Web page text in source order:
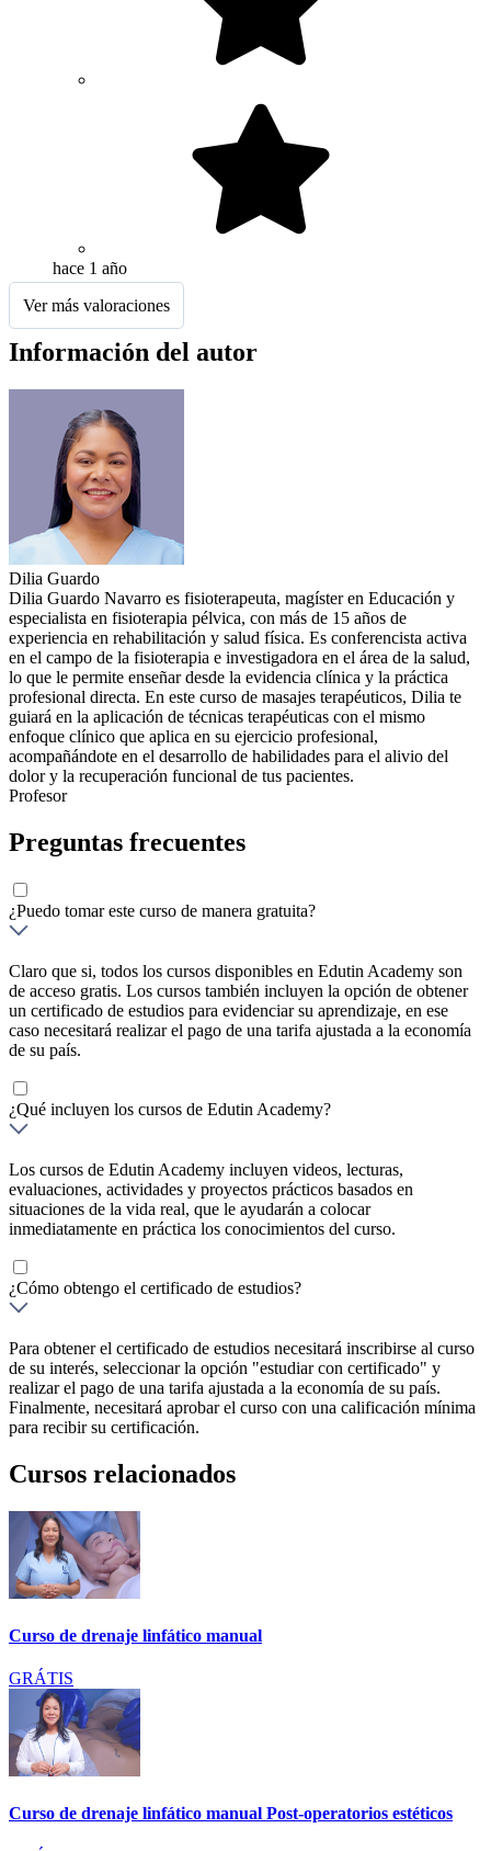
hace 1 año
Ver más valoraciones
Información del autor
Dilia Guardo
Dilia Guardo Navarro es fisioterapeuta, magíster en Educación y
especialista en fisioterapia pélvica, con más de 15 años de
experiencia en rehabilitación y salud física. Es conferencista activa
en el campo de la fisioterapia e investigadora en el área de la salud,
lo que le permite enseñar desde la evidencia clínica y la práctica
profesional directa. En este curso de masajes terapéuticos, Dilia te
guiará en la aplicación de técnicas terapéuticas con el mismo
enfoque clínico que aplica en su ejercicio profesional,
acompañándote en el desarrollo de habilidades para el alivio del
dolor y la recuperación funcional de tus pacientes.
Profesor
Preguntas frecuentes
¿Puedo tomar este curso de manera gratuita?
Claro que si, todos los cursos disponibles en Edutin Academy son
de acceso gratis. Los cursos también incluyen la opción de obtener
un certificado de estudios para evidenciar su aprendizaje, en ese
caso necesitará realizar el pago de una tarifa ajustada a la economía
de su país.
¿Qué incluyen los cursos de Edutin Academy?
Los cursos de Edutin Academy incluyen videos, lecturas,
evaluaciones, actividades y proyectos prácticos basados en
situaciones de la vida real, que le ayudarán a colocar
inmediatamente en práctica los conocimientos del curso.
¿Cómo obtengo el certificado de estudios?
Para obtener el certificado de estudios necesitará inscribirse al curso
de su interés, seleccionar la opción "estudiar con certificado" y
realizar el pago de una tarifa ajustada a la economía de su país.
Finalmente, necesitará aprobar el curso con una calificación mínima
para recibir su certificación.
Cursos relacionados
Curso de drenaje linfático manual
GRÁTIS
Curso de drenaje linfático manual Post-operatorios estéticos